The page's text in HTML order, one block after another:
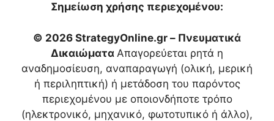
Σημείωση χρήσης περιεχομένου:
© 2026 StrategyOnline.gr – Πνευματικά
Δικαιώματα Απαγορεύεται ρητά η
αναδημοσίευση, αναπαραγωγή (ολική, μερική
ή περιληπτική) ή μετάδοση του παρόντος
περιεχομένου με οποιονδήποτε τρόπο
(ηλεκτρονικό, μηχανικό, φωτοτυπικό ή άλλο),